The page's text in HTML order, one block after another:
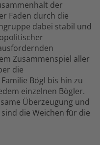
der
Faden durch die
dabei stabil und
Zusammenspiel aller
die
Bögl bis hin zu
einzelnen Bögler.
Überzeugung und
die Weichen für die